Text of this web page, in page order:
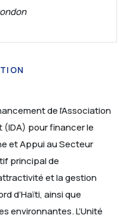
de l’Association
pour financer le
et Appui au Secteur
principal de
et la gestion
d’Haïti, ainsi que
environnantes.L’Unité